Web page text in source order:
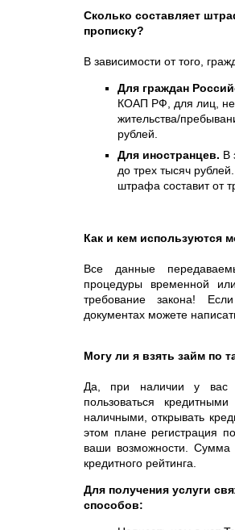
Сколько составляет
прописку?
В зависимости от того,
Для граждан
КОАП РФ, для лиц,
жительства/
рублей.
Для иностранцев. В
до трех тысяч
штрафа составит от
Как и кем используются
Все данные
процедуры временной
требование закона!
документах можете
Могу ли я взять займ по
Да, при наличии у вас
пользоваться
наличными, открывать
этом плане регистрация
ваши возможности. Сумма
кредитного рейтинга.
Для получения услуги
способов: